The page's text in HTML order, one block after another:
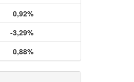
0,92%
-3,29%
0,88%